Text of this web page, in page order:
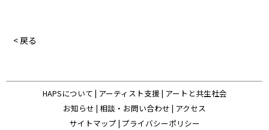
< 戻る
HAPSについて | アーティスト支援 | アートと共生社会
お知らせ | 相談・お問い合わせ | アクセス
サイトマップ | プライバシーポリシー